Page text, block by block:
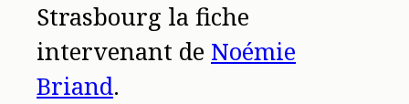
Strasbourg la fiche
intervenant de Noémie
Briand.